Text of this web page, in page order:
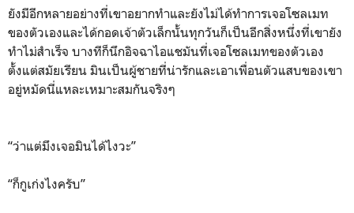
ยังมีอีกหลายอย่างที่เขาอยากทำและยังไม่ได้ทำการเจอโซลเมท
ของตัวเองและได้กอดเจ้าตัวเล็กนั้นทุกวันก็เป็นอีกสิ่งหนึ่งที่เขายัง
ทำไม่สำเร็จ บางทีก็นึกอิจฉาไอแชมันที่เจอโซลเมทของตัวเอง
ตั้งแต่สมัยเรียน มินเป็นผู้ชายที่น่ารักและเอาเพื่อนตัวแสบของเขา
อยู่หมัดนี่แหละเหมาะสมกันจริงๆ
“ว่าแต่มึงเจอมินได้ไงวะ”
“ก็กูเก่งไงครับ”